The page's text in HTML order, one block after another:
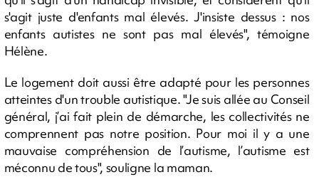
s'agit juste d'enfants mal élevés. J'insiste dessus : nos
enfants autistes ne sont pas mal élevés", témoigne
Hélène.
Le logement doit aussi être adapté pour les personnes
atteintes d'un trouble autistique. "Je suis allée au Conseil
général, j’ai fait plein de démarche, les collectivités ne
comprennent pas notre position. Pour moi il y a une
mauvaise compréhension de l’autisme, l’autisme est
méconnu de tous", souligne la maman.